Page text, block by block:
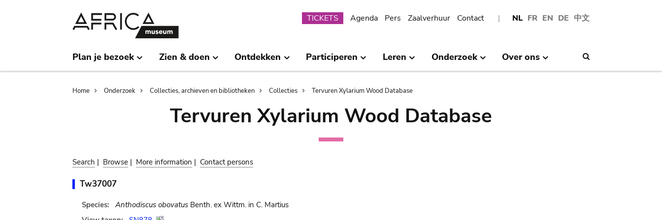
NL FR EN DE 中文
Submenu
TICKETS Agenda Pers Zaalverhuur Contact
Plan je bezoek Zien & doen Ontdekken Participeren Leren Onderzoek Over ons
Breadcrumb
Home Onderzoek Collecties, archieven en bibliotheken Collecties Tervuren Xylarium Wood Database
Tervuren Xylarium Wood Database
Search | Browse | More information | Contact persons
Tw37007
Species: Anthodiscus obovatusBenth. ex Wittm. in C. Martius